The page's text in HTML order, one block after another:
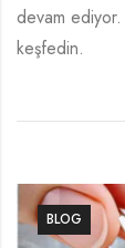
devam
keşfedin.
BLOG